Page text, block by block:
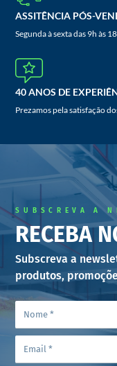
ASSITÊNCIA PÓS-
Segunda à sexta das 9h às
40 ANOS DE
Prezamos pela satisfação
SUBSCREVA A
RECEBA
Subscreva a
produtos,